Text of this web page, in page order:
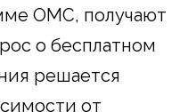
ОМС, получают
о бесплатном
решается
от